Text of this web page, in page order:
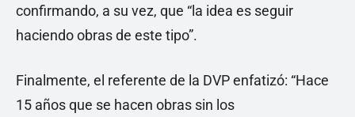
confirmando, a su vez, que “la idea es seguir
haciendo obras de este tipo”.
Finalmente, el referente de la DVP enfatizó: “Hace
15 años que se hacen obras sin los